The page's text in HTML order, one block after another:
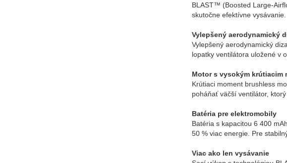
BLAST™ (Boosted Large-
skutočne efektívne vysávanie.
Vylepšený aerodynamický
Vylepšený aerodynamický
lopatky ventilátora uložené v
Motor s vysokým krútiacim
Krútiaci moment brushless
poháňať väčší ventilátor,
Batéria pre elektromobily
Batéria s kapacitou 6 400
50 % viac energie. Pre
Viac ako len vysávanie